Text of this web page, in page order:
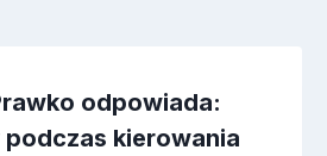
odpowiada:
podczas kierowania